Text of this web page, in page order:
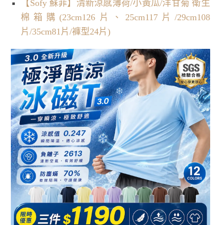
【Sofy 蘇菲】清新涼感薄荷/小黃瓜/洋甘菊 衛生
棉箱購(23cm126片、25cm117片/29cm108
片/35cm81片/褲型24片)